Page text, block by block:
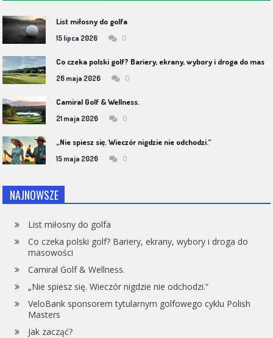
List miłosny do golfa
15 lipca 2026 0
26 maja 2026 0
Camiral Golf & Wellness.
21 maja 2026 0
„Nie spiesz się. Wieczór nigdzie nie odchodzi.”
15 maja 2026 0
NAJNOWSZE
List miłosny do golfa
Co czeka polski golf? Bariery, ekrany, wybory i droga do
masowości
Camiral Golf & Wellness.
„Nie spiesz się. Wieczór nigdzie nie odchodzi.”
VeloBank sponsorem tytularnym golfowego cyklu Polish
Masters
Jak zacząć?